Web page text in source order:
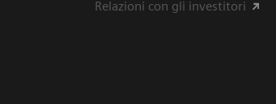
Relazioni con gli investitori